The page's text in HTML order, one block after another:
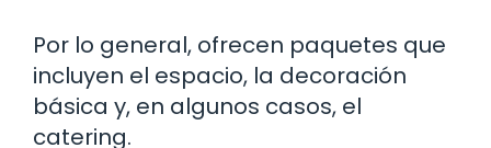
Por lo general, ofrecen paquetes que
incluyen el espacio, la decoración
básica y, en algunos casos, el
catering.